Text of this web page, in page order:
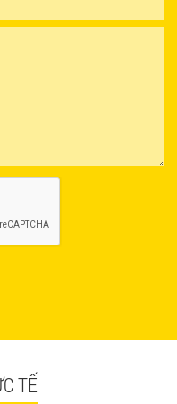
RẺ - MÃ SỐ: X001
GIÁ RẺ - MÃ SỐ: BCF01
TẾ